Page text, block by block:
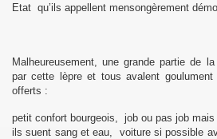
Etat qu’ils appellent mensongèrement
Malheureusement, une grande partie de
par cette lèpre et tous avalent
offerts :
petit confort bourgeois, job ou pas job
ils suent sang et eau, voiture si possible
MONTREAL 2013